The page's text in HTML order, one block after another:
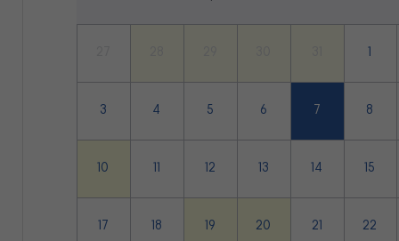
1
3 4 5 6 7 8
10 11 12 13 14 15
17 18 19 20 21 22